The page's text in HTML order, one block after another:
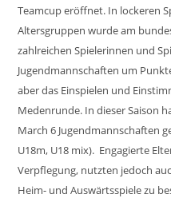
Teamcup eröffnet. In lockeren
Altersgruppen wurde am
zahlreichen Spielerinnen und
Jugendmannschaften um
aber das Einspielen und
Medenrunde. In dieser Saison
March 6 Jugendmannschaften
U18m, U18 mix). Engagierte
Verpflegung, nutzten jedoch
Heim- und Auswärtsspiele zu